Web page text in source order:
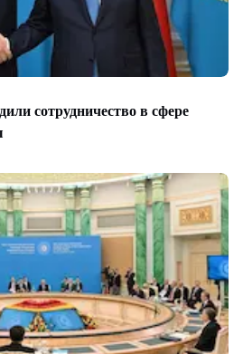
сотрудничество в сфере